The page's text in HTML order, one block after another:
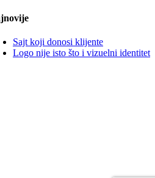
Sajt koji donosi klijente
Logo nije isto što i vizuelni identitet